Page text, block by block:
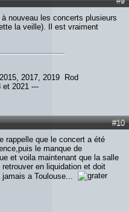
nouveau les concerts plusieurs
la veille). Il est vraiment
2017, 2019 Rod
et 2021 ---
#10
rappelle que le concert a été
le manque de
et voila maintenant que la salle
en liquidation et doit
a Toulouse...